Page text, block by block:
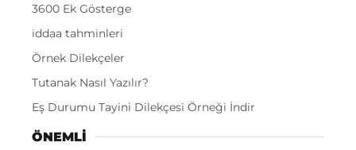
3600 Ek Gösterge
iddaa tahminleri
Örnek Dilekçeler
Tutanak Nasıl Yazılır?
Eş Durumu Tayini Dilekçesi Örneği İndir
ÖNEMLI